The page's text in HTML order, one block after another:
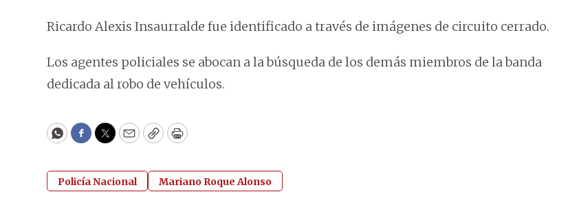
Ricardo Alexis Insaurralde fue identificado a través de imágenes de circuito cerrado.
Los agentes policiales se abocan a la búsqueda de los demás miembros de la banda
dedicada al robo de vehículos.
WhatsApp
Facebook
Twitter
EmailCopyPrint
Policía Nacional Mariano Roque Alonso